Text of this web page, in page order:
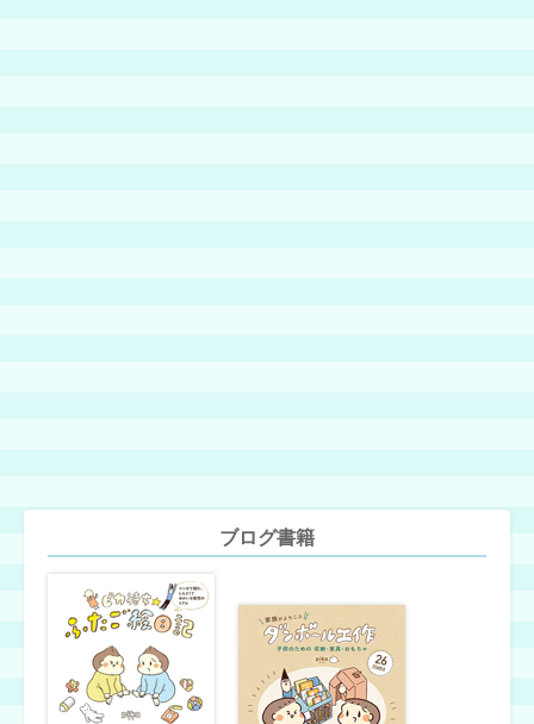
ブログ書籍